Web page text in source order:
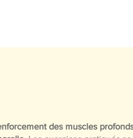
des muscles